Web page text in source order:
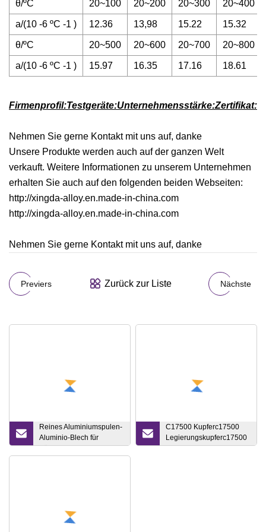
θ/ºC 20~100 20~200 20~300 20~400
a/(10 -6 ºC -1 ) 12.36 13,98 15.22 15.32
θ/ºC 20~500 20~600 20~700 20~800
a/(10 -6 ºC -1 ) 15.97 16.35 17.16 18.61
Firmenprofil:Testgeräte:Unternehmensstärke:Zertifikat:
Nehmen Sie gerne Kontakt mit uns auf, danke
Unsere Produkte werden auch auf der ganzen Welt
verkauft. Weitere Informationen zu unserem Unternehmen
erhalten Sie auch auf den folgenden beiden Webseiten:
http://xingda-alloy.en.made-in-china.com
http://xingda-alloy.en.made-in-china.com
Nehmen Sie gerne Kontakt mit uns auf, danke
Previers Zurück zur Liste Nächste
Reines Aluminiumspulen-
Aluminio-Blech für
Küchenutensilien
C17500 Kupferc17500
Legierungskupferc17500
Berylliumkupferbe